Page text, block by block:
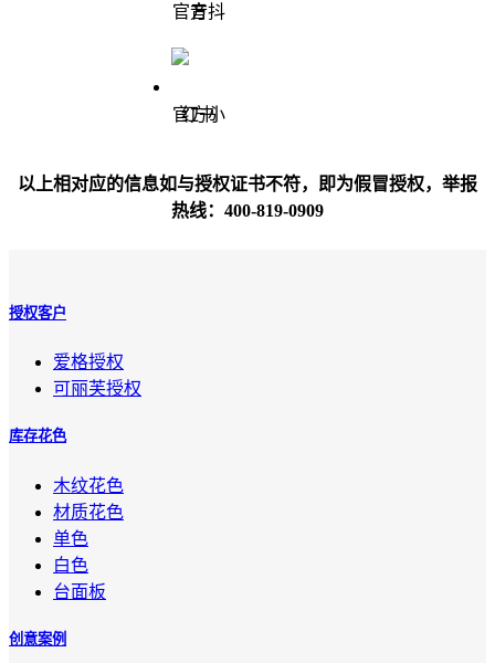
官方抖音
官方小红书
以上相对应的信息如与授权证书不符，即为假冒授权，举报
热线：400-819-0909
授权客户
爱格授权
可丽芙授权
库存花色
木纹花色
材质花色
单色
白色
台面板
创意案例